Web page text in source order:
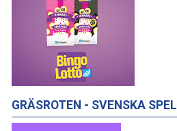
GRÄSROTEN - SVENSKA SPEL